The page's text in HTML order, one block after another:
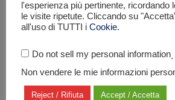
l'esperienza più pertinente, ricordando
le visite ripetute. Cliccando su
all'uso di TUTTI i Cookie.
Do not sell my personal information.
Non vendere le mie informazioni
Reject / Rifiuta Accept / Accetta